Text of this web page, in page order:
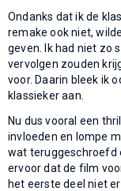
Ondanks dat ik de
remake ook niet,
geven. Ik had niet zo
vervolgen zouden
voor. Daarin bleek ik
klassieker aan.
Nu dus vooral een
invloeden en lompe
wat teruggeschroefd
ervoor dat de film
het eerste deel niet